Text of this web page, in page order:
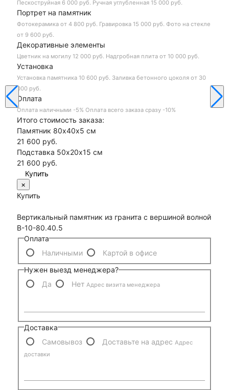
Пескоструйная 6 000 руб. Ручная углубленная 15 000 руб.
Портрет на памятник
Фотокерамика от 4 800 руб. Гравировка 15 000 руб. Фото на стекле
от 9 600 руб.
Декоративные элементы
Цветник на могилу 12 000 руб. Надгробная плита от 10 000 руб.
Установка
Установка памятника 10 600 руб. Заливка бетонного цоколя от 30
000 руб.
Оплата
Оплата наличными -5% Оплата всего заказа сразу -10%
Итого стоимость заказа:
Памятник 80х40х5 см
21 600 руб.
Подставка 50х20х15 см
21 600 руб.
×
Купить
Вертикальный памятник из гранита с вершиной волной
В-10-80.40.5
Оплата
Наличными
Картой в офисе
Нужен выезд менеджера?
Да
Нет Адрес визита менеджера
Доставка
Самовывоз
Доставьте на адрес Адрес
доставки